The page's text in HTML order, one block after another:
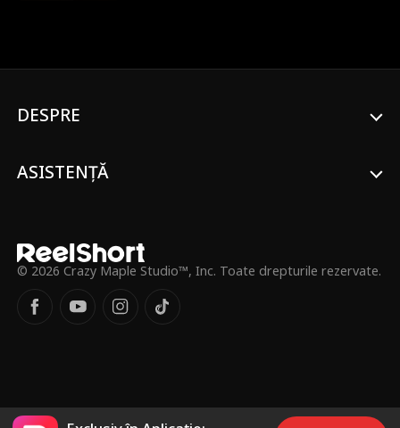
jurnalistă renumită, în timp ce Justin a
neînțelegeri (Sofia pretinde în mod fals că
(opoziția continuă a lui Doris și intrigile lui
își mărturisește greșelile, iar Esther este
demascată pentru crimele sale și
arestată. Depășindu-și durerea, Sofia și
Justin își ating împlinirea atât în cariere
(Sofia își finalizează raportul important;
DESPRE
ASISTENȚĂ
© 2026 Crazy Maple Studio™, Inc. Toate drepturile rezervate.